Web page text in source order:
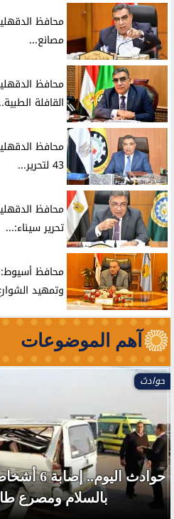
محافظ
مصانع...
القافلة
محافظ
43 لتحرير...
محافظ
تحرير سيناء:...
محافظ أسيوط:
وتمهيد
آهم الموضوعات
حوادث
حوادث
بالسلام ومصرع